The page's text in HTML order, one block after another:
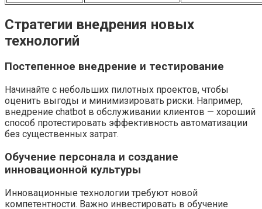
Стратегии внедрения новых
технологий
Постепенное внедрение и тестирование
Начинайте с небольших пилотных проектов, чтобы
оценить выгоды и минимизировать риски. Например,
внедрение chatbot в обслуживании клиентов — хороший
способ протестировать эффективность автоматизации
без существенных затрат.
Обучение персонала и создание
инновационной культуры
Инновационные технологии требуют новой
компетентности. Важно инвестировать в обучение